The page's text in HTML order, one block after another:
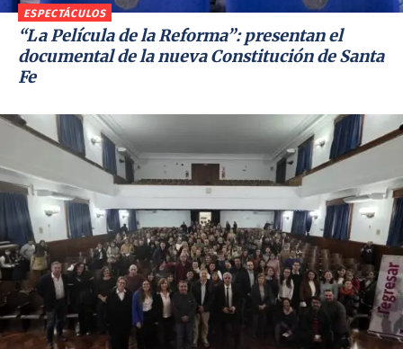
ESPECTÁCULOS
“La Película de la Reforma”: presentan el
documental de la nueva Constitución de Santa
Fe